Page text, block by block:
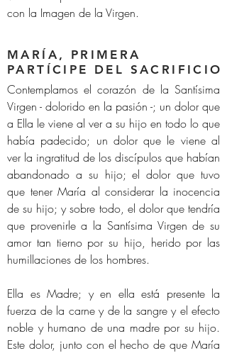
con la Imagen de la Virgen.
MARÍA, PRIMERA
PARTÍCIPE DEL SACRIFICIO
Contemplamos el corazón de la Santísima
Virgen - dolorido en la pasión -; un dolor que
a Ella le viene al ver a su hijo en todo lo que
había padecido; un dolor que le viene al
ver la ingratitud de los discípulos que habían
abandonado a su hijo; el dolor que tuvo
que tener María al considerar la inocencia
de su hijo; y sobre todo, el dolor que tendría
que provenirle a la Santísima Virgen de su
amor tan tierno por su hijo, herido por las
humillaciones de los hombres.
Ella es Madre; y en ella está presente la
fuerza de la carne y de la sangre y el efecto
noble y humano de una madre por su hijo.
Este dolor, junto con el hecho de que María